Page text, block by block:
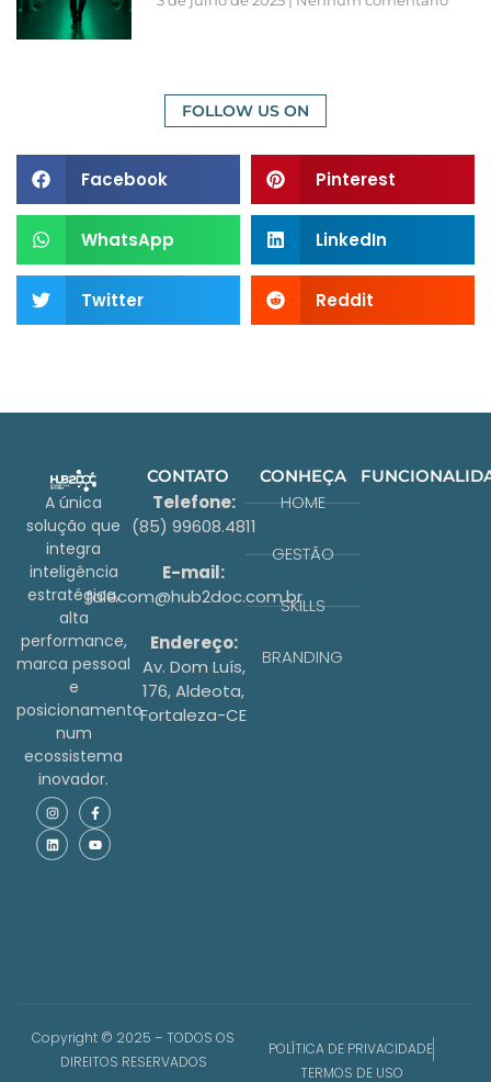
FOLLOW US ON
Facebook Pinterest
WhatsApp LinkedIn
Twitter Reddit
A única
solução que
integra
inteligência
estratégica,
alta
performance,
marca pessoal
e
posicionamento
num
ecossistema
inovador.
CONTATO
Telefone:
(85) 99608.4811
E-mail:
falecom@hub2doc.com.br
Endereço:
Av. Dom Luís,
176, Aldeota,
Fortaleza-CE
CONHEÇA
HOME
GESTÃO
SKILLS
BRANDING
Copyright © 2025 – TODOS OS
DIREITOS RESERVADOS
POLÍTICA DE PRIVACIDADE
TERMOS DE USO